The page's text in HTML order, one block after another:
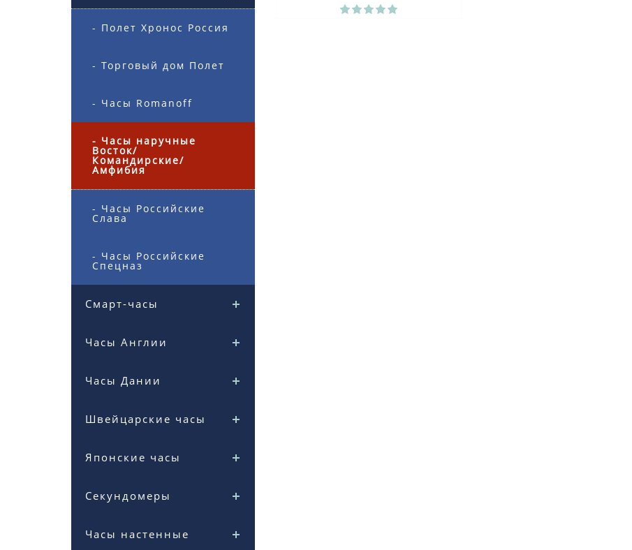
- Полет Хронос Россия
- Торговый дом Полет
- Часы Romanoff
- Часы наручные
Восток/
Командирские/
Амфибия
- Часы Российские
Слава
- Часы Российские
Спецназ
Смарт-часы
Часы Англии
Часы Дании
Швейцарские часы
Японские часы
Секундомеры
Часы настенные